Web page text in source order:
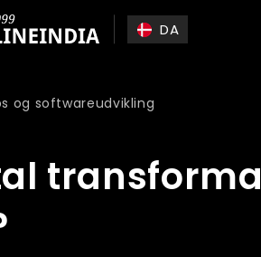
DA
og softwareudvikling